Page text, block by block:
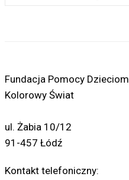
Fundacja Pomocy Dzieciom
Kolorowy Świat
ul. Żabia 10/12
91-457 Łódź
Kontakt telefoniczny: